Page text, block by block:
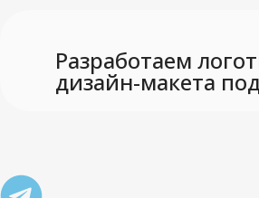
Разработаем
дизайн-макета